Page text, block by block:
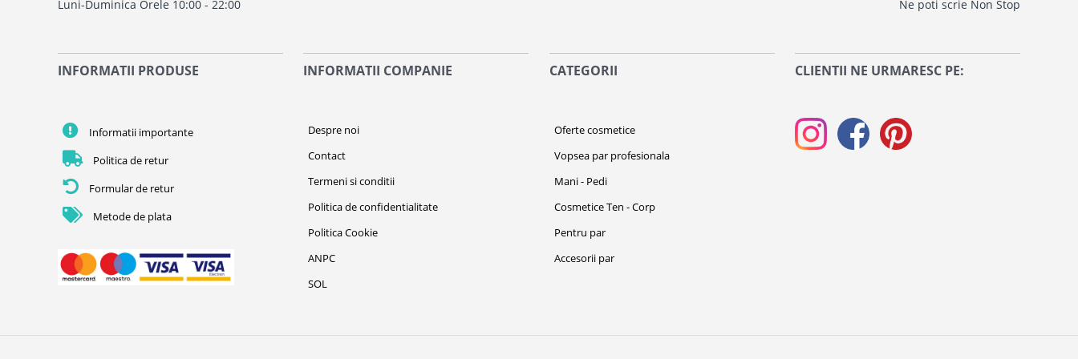
Luni-Duminica Orele 10:00 - 22:00 Ne poti scrie Non Stop
INFORMATII PRODUSE
Informatii importante
Politica de retur
Formular de retur
Metode de plata
INFORMATII COMPANIE
Despre noi
Contact
Termeni si conditii
Politica de confidentialitate
Politica Cookie
ANPC
SOL
CATEGORII
Oferte cosmetice
Vopsea par profesionala
Mani - Pedi
Cosmetice Ten - Corp
Pentru par
Accesorii par
CLIENTII NE URMARESC PE: